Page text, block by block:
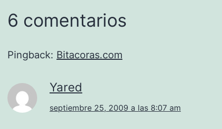
6 comentarios
Pingback: Bitacoras.com
Yared
septiembre 25, 2009 a las 8:07 am